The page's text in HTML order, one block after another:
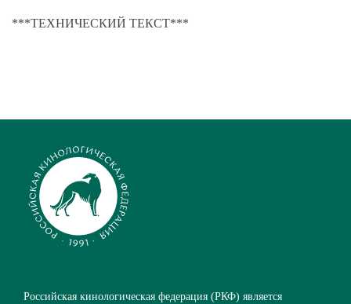
***ТЕХНИЧЕСКИЙ ТЕКСТ***
Российская кинологическая федерация (РКФ) является